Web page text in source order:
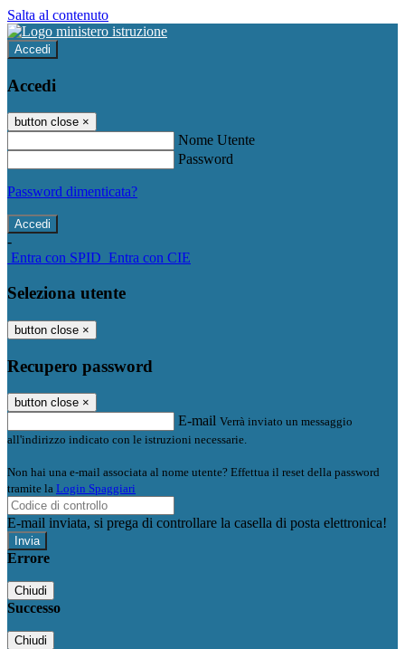
Salta al contenuto
Accedi
Accedi
button close ×
Nome Utente
Password
Password dimenticata?
-
Entra con SPID Entra con CIE
Seleziona utente
button close ×
Recupero password
button close ×
E-mail Verrà inviato un messaggio
all'indirizzo indicato con le istruzioni necessarie.
Non hai una e-mail associata al nome utente? Effettua il reset della password
tramite la Login Spaggiari
E-mail inviata, si prega di controllare la casella di posta elettronica!
Errore
Chiudi
Successo
Chiudi